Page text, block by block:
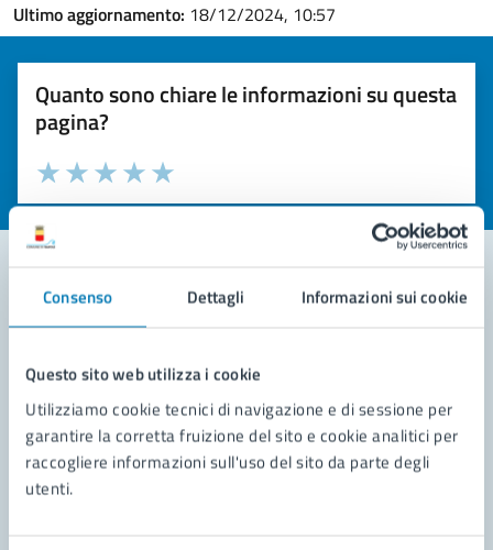
Consenso Dettagli Informazioni sui cookie
Questo sito web utilizza i cookie
Utilizziamo cookie tecnici di navigazione e di sessione per
garantire la corretta fruizione del sito e cookie analitici per
raccogliere informazioni sull'uso del sito da parte degli
utenti.
Ultimo aggiornamento: 18/12/2024, 10:57
Quanto sono chiare le informazioni su questa
pagina?
Valuta la chiarezza delle informazioni (da 1 a 5 stelle)
Seleziona il numero di stelle per valutare la chiarezza delle
Valuta 5 stelle su 5
Valuta 4 stelle su 5
Valuta 3 stelle su 5
Valuta 2 stelle su 5
Valuta 1 stelle su 5
Contatta il comune
Leggi le domande frequenti
Richiedi assistenza
Prenota appuntamento